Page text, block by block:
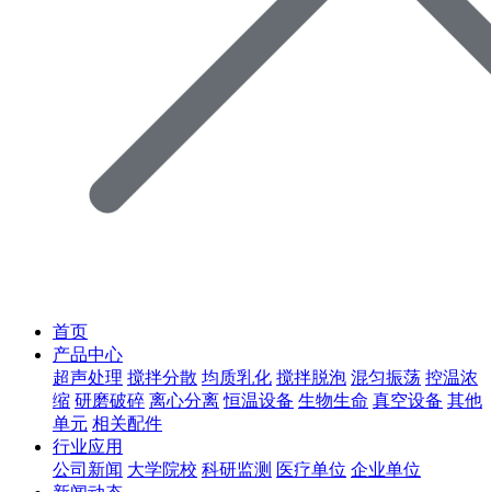
首页
产品中心
超声处理 搅拌分散 均质乳化 搅拌脱泡 混匀振荡 控温浓
缩 研磨破碎 离心分离 恒温设备 生物生命 真空设备 其他
单元 相关配件
行业应用
公司新闻 大学院校 科研监测 医疗单位 企业单位